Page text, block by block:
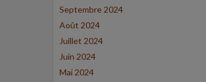
Septembre 2024
Août 2024
Juillet 2024
Juin 2024
Mai 2024